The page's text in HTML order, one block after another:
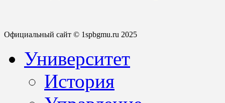
Официальный сайт © 1spbgmu.ru 2025
Университет
История